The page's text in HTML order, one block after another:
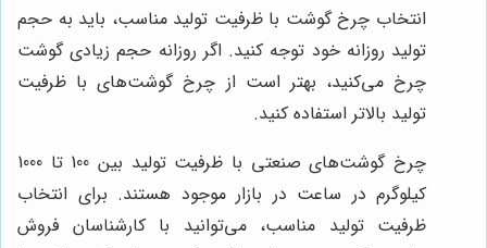
انتخاب چرخ گوشت با ظرفیت تولید مناسب، باید به حجم
تولید روزانه خود توجه کنید. اگر روزانه حجم زیادی گوشت
چرخ می‌کنید، بهتر است از چرخ گوشت‌های با ظرفیت
تولید بالاتر استفاده کنید.
چرخ گوشت‌های صنعتی با ظرفیت تولید بین 100 تا 1000
کیلوگرم در ساعت در بازار موجود هستند. برای انتخاب
ظرفیت تولید مناسب، می‌توانید با کارشناسان فروش